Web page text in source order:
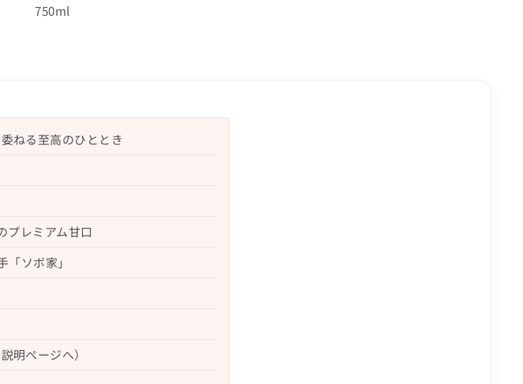
750ml
ねる至高のひととき
プレミアム甘口
ソボ家」
明ページへ）